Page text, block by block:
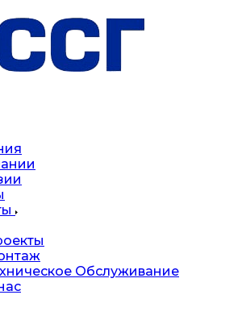
Обслуживание